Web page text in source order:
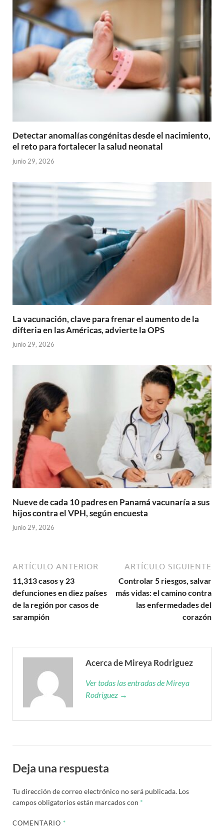
Detectar anomalías congénitas desde el nacimiento,
el reto para fortalecer la salud neonatal
junio 29, 2026
La vacunación, clave para frenar el aumento de la
difteria en las Américas, advierte la OPS
junio 29, 2026
Nueve de cada 10 padres en Panamá vacunaría a sus
hijos contra el VPH, según encuesta
junio 29, 2026
ARTÍCULO ANTERIOR
11,313 casos y 23
defunciones en diez países
de la región por casos de
sarampión
ARTÍCULO SIGUIENTE
Controlar 5 riesgos, salvar
más vidas: el camino contra
las enfermedades del
corazón
Acerca de Mireya Rodriguez
Ver todas las entradas de Mireya
Rodriguez →
Deja una respuesta
Tu dirección de correo electrónico no será publicada. Los
campos obligatorios están marcados con *
COMENTARIO *